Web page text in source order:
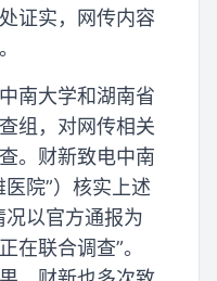
证实，网传内容
南大学和湖南省
组，对网传相关
。财新致电中南
院”）核实上述
况以官方通报为
在联合调查”。